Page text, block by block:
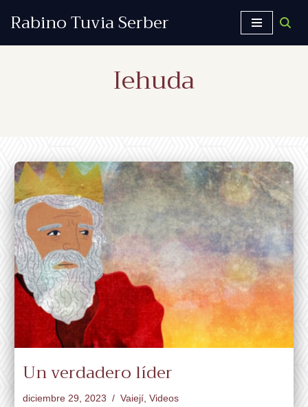
Rabino Tuvia Serber
Iehuda
Un verdadero líder
diciembre 29, 2023 Vaiejí Videos